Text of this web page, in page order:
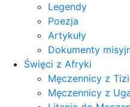
Legendy
Poezja
Artykuły
Dokumenty
Święci z Afryki
Męczennicy z
Męczennicy z